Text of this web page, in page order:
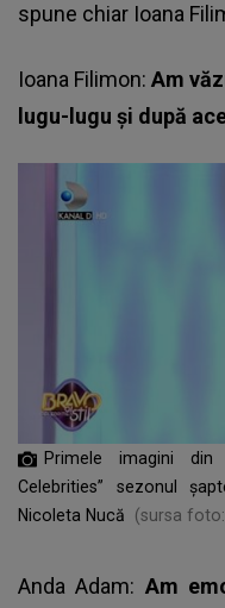
spune chiar Ioana
Ioana Filimon: Am
lugu-lugu și după
Primele imagini
Celebrities” sezonul
Nicoleta Nucă
(sursa
Anda Adam: Am